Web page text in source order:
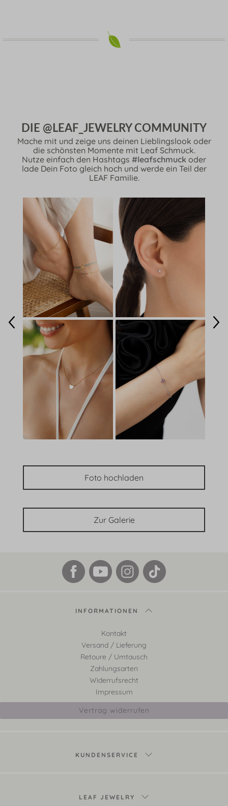
DIE @LEAF_JEWELRY COMMUNITY
Mache mit und zeige uns deinen Lieblingslook oder
die schönsten Momente mit Leaf Schmuck.
Nutze einfach den Hashtags #leafschmuck oder
lade Dein Foto gleich hoch und werde ein Teil der
LEAF Familie.
Foto hochladen
Zur Galerie
INFORMATIONEN
Kontakt
Versand / Lieferung
Retoure / Umtausch
Zahlungsarten
Widerrufsrecht
Impressum
Vertrag widerrufen
KUNDENSERVICE
LEAF JEWELRY